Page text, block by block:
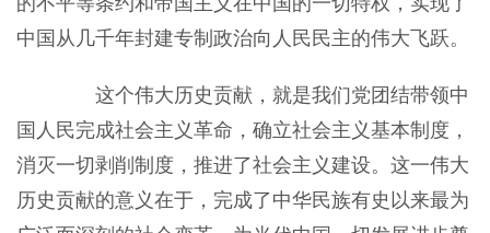
中国从几千年封建专制政治向人民民主的伟大飞跃。
这个伟大历史贡献，就是我们党团结带领中
国人民完成社会主义革命，确立社会主义基本制度，
消灭一切剥削制度，推进了社会主义建设。这一伟大
历史贡献的意义在于，完成了中华民族有史以来最为